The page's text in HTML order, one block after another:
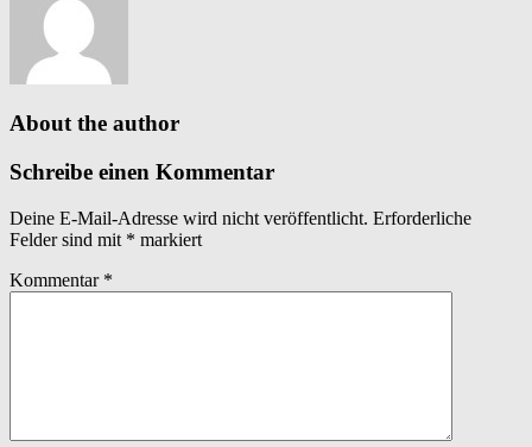
About the author
Schreibe einen Kommentar
Deine E-Mail-Adresse wird nicht veröffentlicht. Erforderliche
Felder sind mit * markiert
Kommentar *